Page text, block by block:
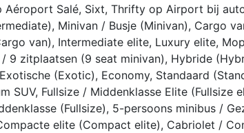
Aéroport Salé, Sixt, Thrifty op Airport bij
Minivan / Busje (Minivan), Cargo
van), Intermediate elite, Luxury elite,
9 zitplaatsen (9 seat minivan), Hybride
(Exotic), Economy, Standaard
SUV, Fullsize / Middenklasse Elite (Fullsize
(Fullsize), 5-persoons minibus /
elite (Compact elite), Cabriolet /